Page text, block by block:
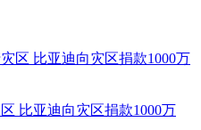
比亚迪向灾区捐款1000万